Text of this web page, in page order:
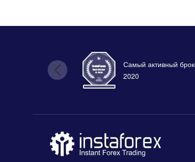
Самый активный
2020